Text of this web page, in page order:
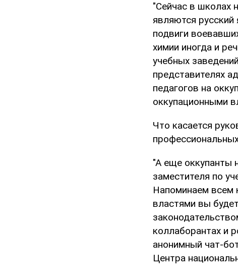
"Сейчас в школах
являются
подвиги
химии иногда и
учебных
представителях
педагогов на
оккупационными
Что касается
"А еще оккупанты
заместителя по
Напоминаем всем
властями вы
коллаборантах и
анонимный чат-
Центра